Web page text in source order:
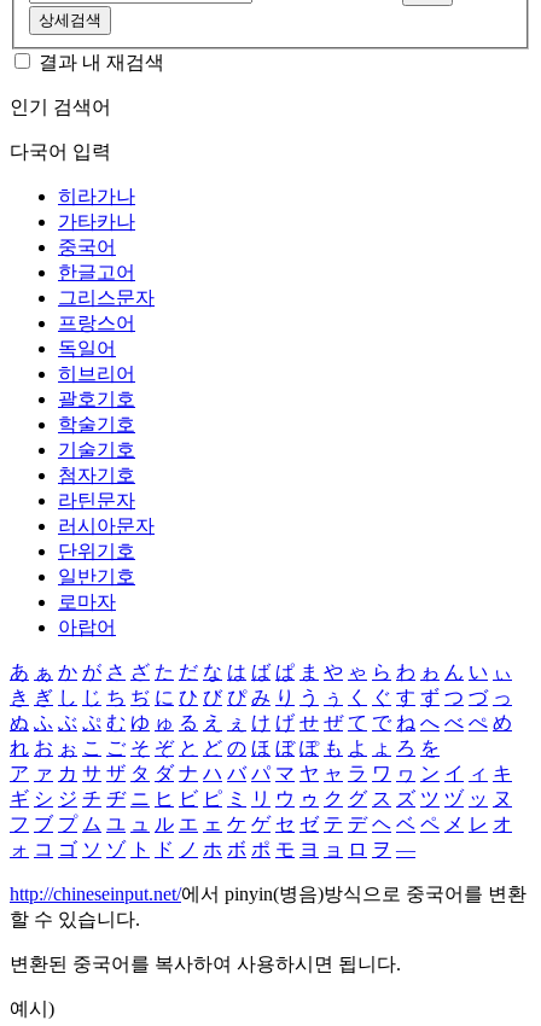
상세검색
결과 내 재검색
인기 검색어
다국어 입력
히라가나
가타카나
중국어
한글고어
그리스문자
프랑스어
독일어
히브리어
괄호기호
학술기호
기술기호
첨자기호
라틴문자
러시아문자
단위기호
일반기호
로마자
아랍어
あ ぁ か が さ ざ た だ な は ば ぱ ま や ゃ ら わ ゎ ん い ぃ
き ぎ し じ ち ぢ に ひ び ぴ み り う ぅ く ぐ す ず つ づ っ
ぬ ふ ぶ ぷ む ゆ ゅ る え ぇ け げ せ ぜ て で ね へ べ ぺ め
れ お ぉ こ ご そ ぞ と ど の ほ ぼ ぽ も よ ょ ろ を
ア ァ カ サ ザ タ ダ ナ ハ バ パ マ ヤ ャ ラ ワ ヮ ン イ ィ キ
ギ シ ジ チ ヂ ニ ヒ ビ ピ ミ リ ウ ゥ ク グ ス ズ ツ ヅ ッ ヌ
フ ブ プ ム ユ ュ ル エ ェ ケ ゲ セ ゼ テ デ ヘ ベ ペ メ レ オ
ォ コ ゴ ソ ゾ ト ド ノ ホ ボ ポ モ ヨ ョ ロ ヲ ―
http://chineseinput.net/에서 pinyin(병음)방식으로 중국어를 변환
할 수 있습니다.
변환된 중국어를 복사하여 사용하시면 됩니다.
예시)